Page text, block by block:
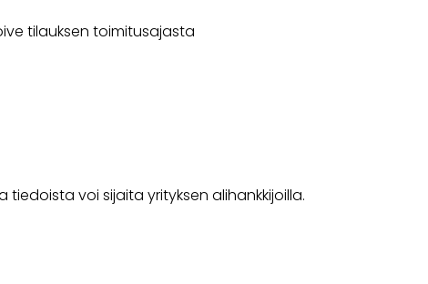
tilauksen toimitusajasta
voi sijaita yrityksen alihankkijoilla.